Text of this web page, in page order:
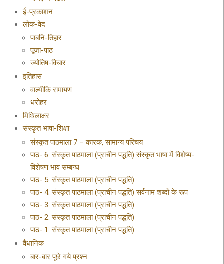
ई-प्रकाशन
लोक-वेद
पाबनि-तिहार
पूजा-पाठ
ज्योतिष-विचार
इतिहास
वाल्मीकि रामायण
धरोहर
मिथिलाक्षर
संस्कृत भाषा-शिक्षा
संस्कृत पाठमाला 7 – कारक, सामान्य परिचय
पाठ- 6. संस्कृत पाठमाला (प्राचीन पद्धति) संस्कृत भाषा में विशेष्य-
विशेषण भाव सम्बन्ध
पाठ- 5. संस्कृत पाठमाला (प्राचीन पद्धति)
पाठ- 4. संस्कृत पाठमाला (प्राचीन पद्धति) सर्वनाम शब्दों के रूप
पाठ- 3. संस्कृत पाठमाला (प्राचीन पद्धति)
पाठ- 2. संस्कृत पाठमाला (प्राचीन पद्धति)
पाठ- 1. संस्कृत पाठमाला (प्राचीन पद्धति)
वैधानिक
बार-बार पूछे गये प्रश्न